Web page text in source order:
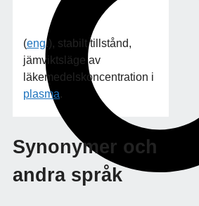
(eng.), stabilt tillstånd,
jämviktsläge av
läkemedelskoncentration i
plasma.
Synonymer och
andra språk